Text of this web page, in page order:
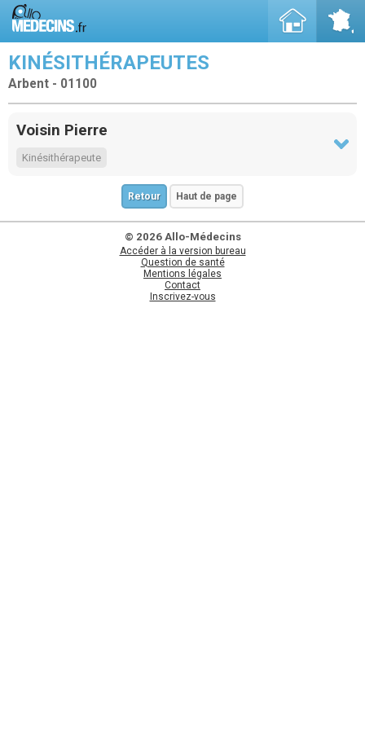
KINÉSITHÉRAPEUTES
Arbent - 01100
Voisin Pierre
Kinésithérapeute
Retour Haut de page
© 2026 Allo-Médecins
Accéder à la version bureau
Question de santé
Mentions légales
Contact
Inscrivez-vous